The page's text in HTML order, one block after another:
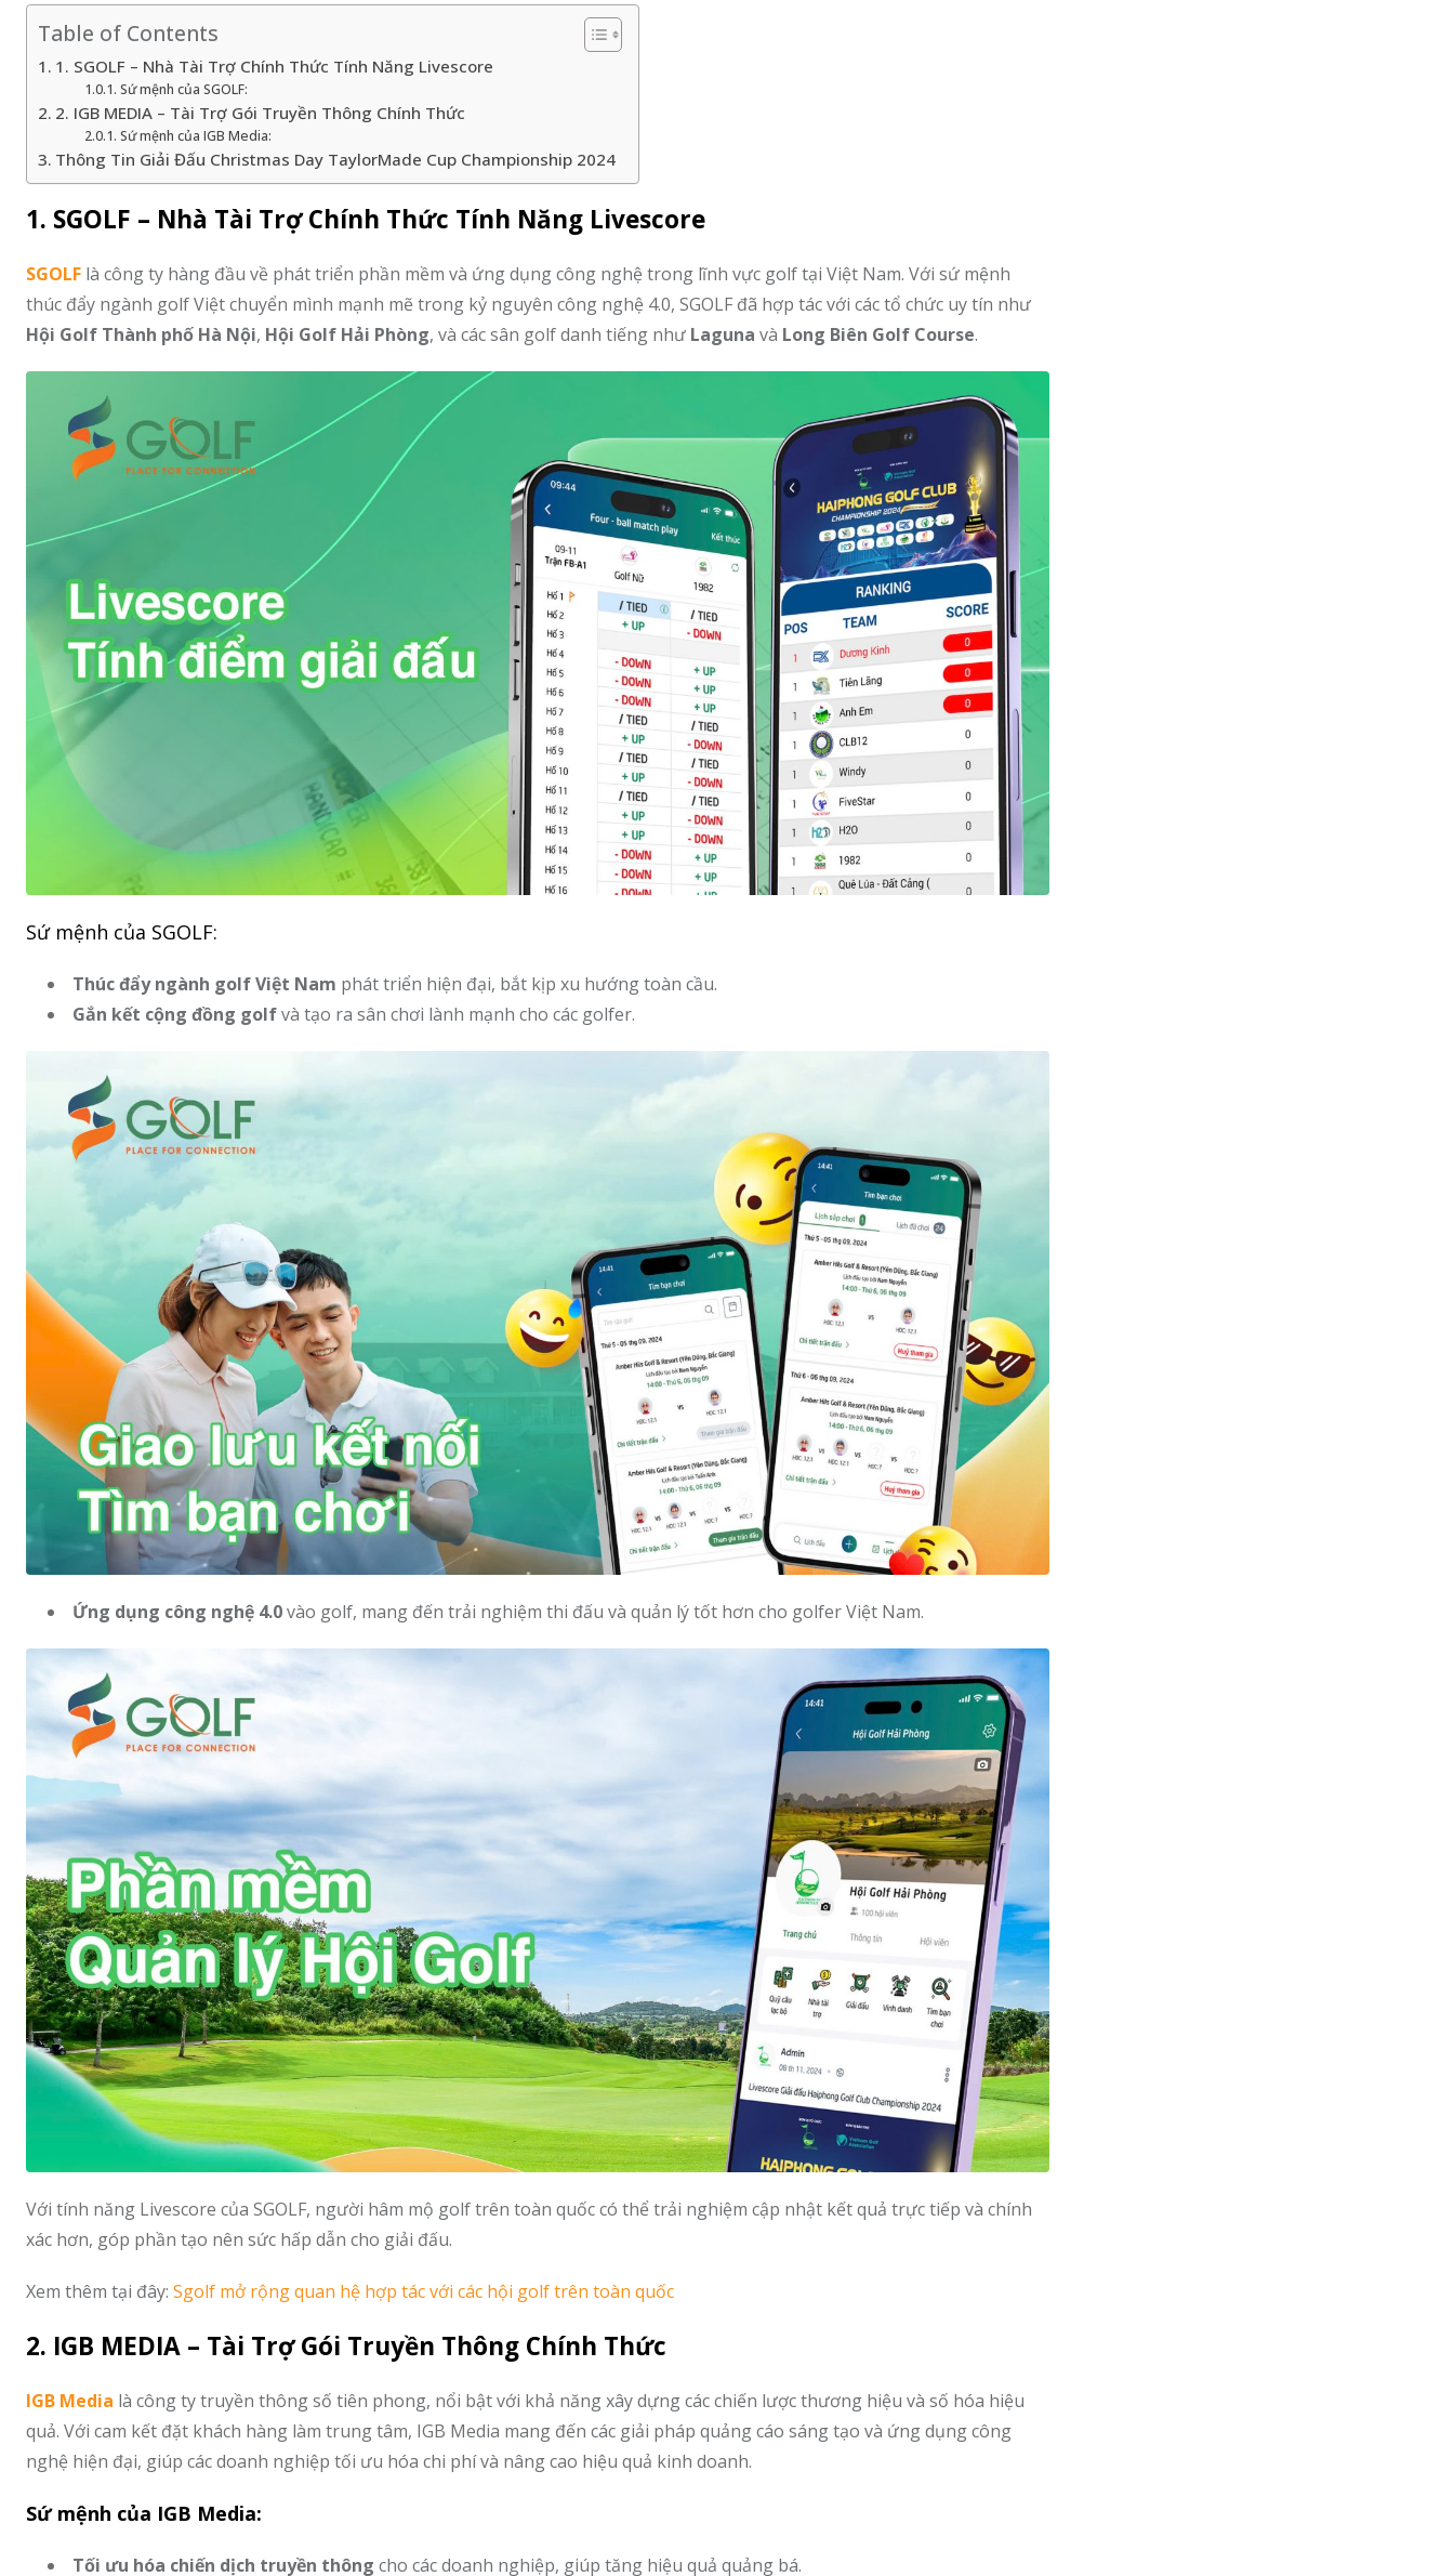
Table of Contents
1. SGOLF – Nhà Tài Trợ Chính Thức Tính Năng Livescore
Sứ mệnh của SGOLF:
2. IGB MEDIA – Tài Trợ Gói Truyền Thông Chính Thức
Sứ mệnh của IGB Media:
Thông Tin Giải Đấu Christmas Day TaylorMade Cup Championship 2024
1. SGOLF – Nhà Tài Trợ Chính Thức Tính Năng Livescore
SGOLF là công ty hàng đầu về phát triển phần mềm và ứng dụng công nghệ trong lĩnh vực golf tại Việt Nam. Với sứ mệnh
thúc đẩy ngành golf Việt chuyển mình mạnh mẽ trong kỷ nguyên công nghệ 4.0, SGOLF đã hợp tác với các tổ chức uy tín như
Hội Golf Thành phố Hà Nội, Hội Golf Hải Phòng, và các sân golf danh tiếng như Laguna và Long Biên Golf Course.
Sứ mệnh của SGOLF:
Thúc đẩy ngành golf Việt Nam phát triển hiện đại, bắt kịp xu hướng toàn cầu.
Gắn kết cộng đồng golfvà tạo ra sân chơi lành mạnh cho các golfer.
Ứng dụng công nghệ 4.0vào golf, mang đến trải nghiệm thi đấu và quản lý tốt hơn cho golfer Việt Nam.
Với tính năng Livescore của SGOLF, người hâm mộ golf trên toàn quốc có thể trải nghiệm cập nhật kết quả trực tiếp và chính
xác hơn, góp phần tạo nên sức hấp dẫn cho giải đấu.
Xem thêm tại đây: Sgolf mở rộng quan hệ hợp tác với các hội golf trên toàn quốc
2. IGB MEDIA – Tài Trợ Gói Truyền Thông Chính Thức
IGB Media là công ty truyền thông số tiên phong, nổi bật với khả năng xây dựng các chiến lược thương hiệu và số hóa hiệu
quả. Với cam kết đặt khách hàng làm trung tâm, IGB Media mang đến các giải pháp quảng cáo sáng tạo và ứng dụng công
nghệ hiện đại, giúp các doanh nghiệp tối ưu hóa chi phí và nâng cao hiệu quả kinh doanh.
Sứ mệnh của IGB Media:
Tối ưu hóa chiến dịch truyền thông cho các doanh nghiệp, giúp tăng hiệu quả quảng bá.